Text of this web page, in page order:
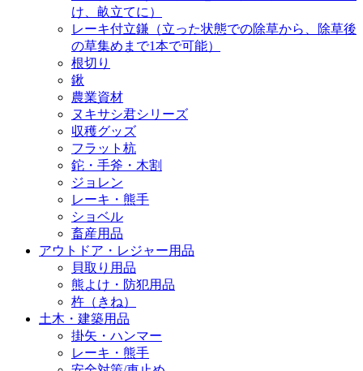
け、畝立てに）
レーキ付立鎌（立った状態での除草から、除草後
の草集めまで1本で可能）
根切り
鍬
農業資材
ヌキサシ君シリーズ
収穫グッズ
フラット杭
鉈・手斧・木割
ジョレン
レーキ・熊手
ショベル
畜産用品
アウトドア・レジャー用品
貝取り用品
熊よけ・防犯用品
杵（きね）
土木・建築用品
掛矢・ハンマー
レーキ・熊手